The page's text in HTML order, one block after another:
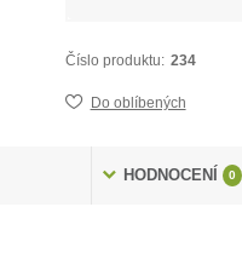
Číslo produktu: 234
Do oblíbených
HODNOCENÍ 0